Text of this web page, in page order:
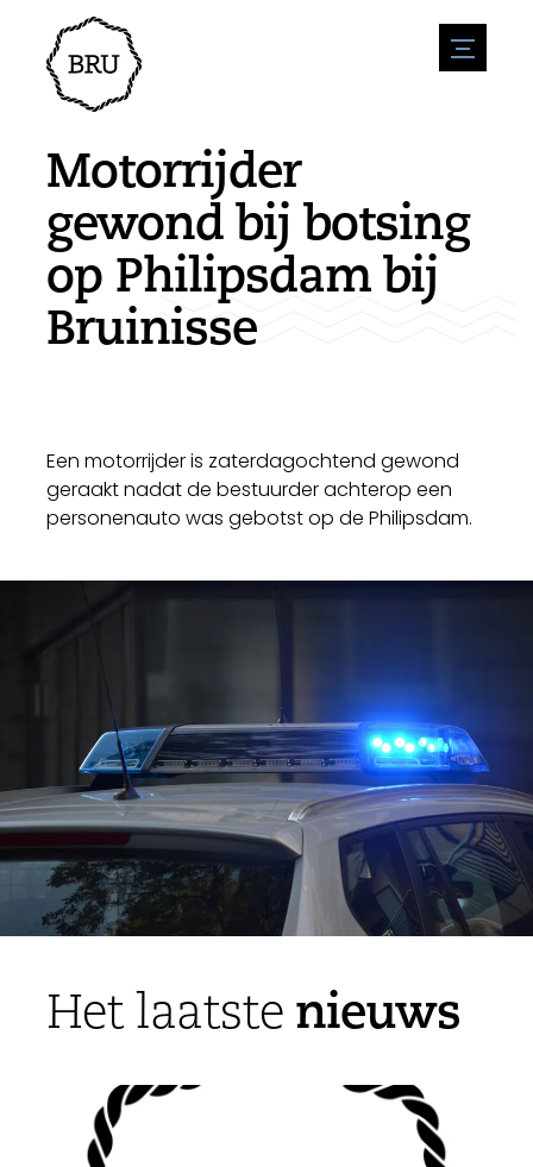
menu
Agenda
Evenement aanmelden
Overnachting
Natuur en water
Sport
Bezienswaardigheden
Historie
Bereikbaarheid
Parkeren
Leefomgeving
Ondernemen
Vacatures
Vacature plaatsen
Bedrijven
Nieuwsoverzicht
Stuur een nieuwsbericht in
Motorrijder
gewond bij botsing
op Philipsdam bij
Bruinisse
Een motorrijder is zaterdagochtend gewond
geraakt nadat de bestuurder achterop een
personenauto was gebotst op de Philipsdam.
Het laatste nieuws